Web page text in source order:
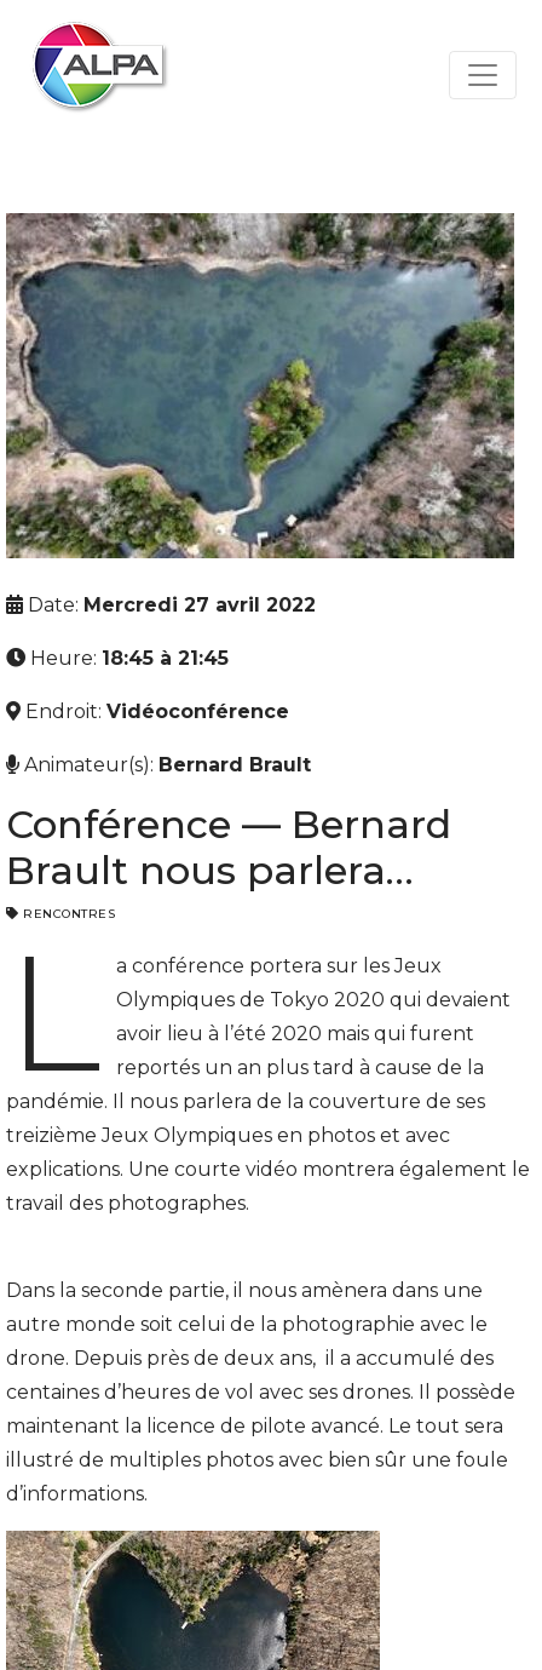
Conférence — Bernard
Brault nous parlera…
RENCONTRES
L
a conférence portera sur les Jeux
Olympiques de Tokyo 2020 qui devaient
avoir lieu à l’été 2020 mais qui furent
reportés un an plus tard à cause de la
pandémie. Il nous parlera de la couverture de ses
treizième Jeux Olympiques en photos et avec
explications. Une courte vidéo montrera également le
travail des photographes.
Dans la seconde partie, il nous amènera dans une
autre monde soit celui de la photographie avec le
drone. Depuis près de deux ans, il a accumulé des
centaines d’heures de vol avec ses drones. Il possède
maintenant la licence de pilote avancé. Le tout sera
illustré de multiples photos avec bien sûr une foule
d’informations.
Date: Mercredi 27 avril 2022
Heure: 18:45 à 21:45
Endroit: Vidéoconférence
Animateur(s): Bernard Brault